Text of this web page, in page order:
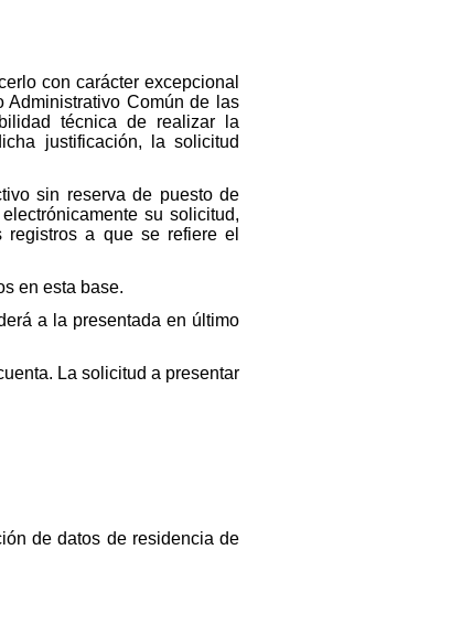
con carácter excepcional
Común de las
técnica de realizar la
justificación, la solicitud
sin reserva de puesto de
su solicitud,
registros a que se refiere el
en esta base.
a la presentada en último
La solicitud a presentar
de datos de residencia de